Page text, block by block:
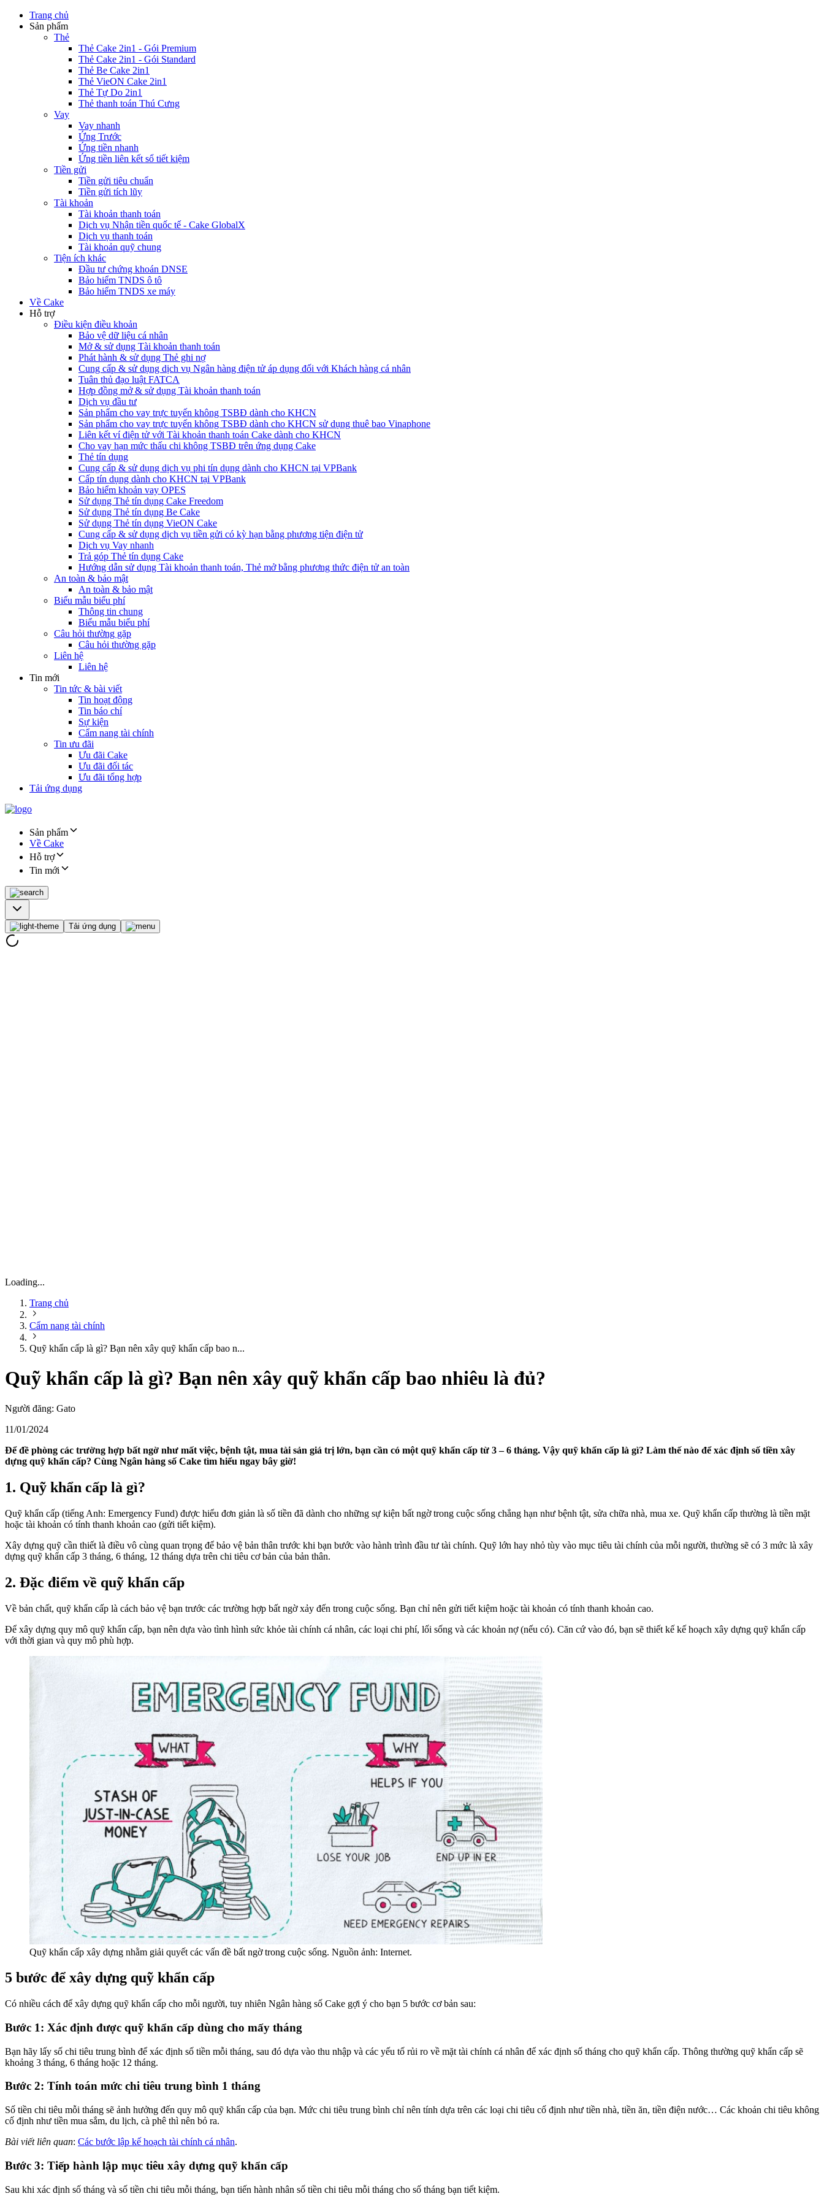
Trang chủ
Sản phẩm
Thẻ
Thẻ Cake 2in1 - Gói Premium
Thẻ Cake 2in1 - Gói Standard
Thẻ Be Cake 2in1
Thẻ VieON Cake 2in1
Thẻ Tự Do 2in1
Thẻ thanh toán Thú Cưng
Vay
Vay nhanh
Ứng Trước
Ứng tiền nhanh
Ứng tiền liên kết sổ tiết kiệm
Tiền gửi
Tiền gửi tiêu chuẩn
Tiền gửi tích lũy
Tài khoản
Tài khoản thanh toán
Dịch vụ Nhận tiền quốc tế - Cake GlobalX
Dịch vụ thanh toán
Tài khoản quỹ chung
Tiện ích khác
Đầu tư chứng khoán DNSE
Bảo hiểm TNDS ô tô
Bảo hiểm TNDS xe máy
Về Cake
Hỗ trợ
Điều kiện điều khoản
Bảo vệ dữ liệu cá nhân
Mở & sử dụng Tài khoản thanh toán
Phát hành & sử dụng Thẻ ghi nợ
Cung cấp & sử dụng dịch vụ Ngân hàng điện tử áp dụng đối với Khách hàng cá nhân
Tuân thủ đạo luật FATCA
Hợp đồng mở & sử dụng Tài khoản thanh toán
Dịch vụ đầu tư
Sản phẩm cho vay trực tuyến không TSBĐ dành cho KHCN
Sản phẩm cho vay trực tuyến không TSBĐ dành cho KHCN sử dụng thuê bao Vinaphone
Liên kết ví điện tử với Tài khoản thanh toán Cake dành cho KHCN
Cho vay hạn mức thấu chi không TSBĐ trên ứng dụng Cake
Thẻ tín dụng
Cung cấp & sử dụng dịch vụ phi tín dụng dành cho KHCN tại VPBank
Cấp tín dụng dành cho KHCN tại VPBank
Bảo hiểm khoản vay OPES
Sử dụng Thẻ tín dụng Cake Freedom
Sử dụng Thẻ tín dụng Be Cake
Sử dụng Thẻ tín dụng VieON Cake
Cung cấp & sử dụng dịch vụ tiền gửi có kỳ hạn bằng phương tiện điện tử
Dịch vụ Vay nhanh
Trả góp Thẻ tín dụng Cake
Hướng dẫn sử dụng Tài khoản thanh toán, Thẻ mở bằng phương thức điện tử an toàn
An toàn & bảo mật
An toàn & bảo mật
Biểu mẫu biểu phí
Thông tin chung
Biểu mẫu biểu phí
Câu hỏi thường gặp
Câu hỏi thường gặp
Liên hệ
Liên hệ
Tin mới
Tin tức & bài viết
Tin hoạt động
Tin báo chí
Sự kiện
Cẩm nang tài chính
Tin ưu đãi
Ưu đãi Cake
Ưu đãi đối tác
Ưu đãi tổng hợp
Tải ứng dụng
Sản phẩm
Về Cake
Hỗ trợ
Tin mới
Tải ứng dụng
Loading...
Trang chủ
Cẩm nang tài chính
Quỹ khẩn cấp là gì? Bạn nên xây quỹ khẩn cấp bao n...
Quỹ khẩn cấp là gì? Bạn nên xây quỹ khẩn cấp bao nhiêu là đủ?
Người đăng: Gato
11/01/2024
Để đề phòng các trường hợp bất ngờ như mất việc, bệnh tật, mua tài sản giá trị lớn, bạn cần có một quỹ khẩn cấp từ 3 – 6 tháng. Vậy quỹ khẩn cấp là gì? Làm thế nào để xác định số tiền xây
dựng quỹ khẩn cấp? Cùng Ngân hàng số Cake tìm hiểu ngay bây giờ!
1. Quỹ khẩn cấp là gì?
Quỹ khẩn cấp (tiếng Anh: Emergency Fund) được hiểu đơn giản là số tiền đã dành cho những sự kiện bất ngờ trong cuộc sống chẳng hạn như bệnh tật, sửa chữa nhà, mua xe. Quỹ khẩn cấp thường là tiền mặt
hoặc tài khoản có tính thanh khoản cao (gửi tiết kiệm).
Xây dựng quỹ cần thiết là điều vô cùng quan trọng để bảo vệ bản thân trước khi bạn bước vào hành trình đầu tư tài chính. Quỹ lớn hay nhỏ tùy vào mục tiêu tài chính của mỗi người, thường sẽ có 3 mức là xây
dựng quỹ khẩn cấp 3 tháng, 6 tháng, 12 tháng dựa trên chi tiêu cơ bản của bản thân.
2. Đặc điểm về quỹ khẩn cấp
Về bản chất, quỹ khẩn cấp là cách bảo vệ bạn trước các trường hợp bất ngờ xảy đến trong cuộc sống. Bạn chỉ nên gửi tiết kiệm hoặc tài khoản có tính thanh khoản cao.
Để xây dựng quy mô quỹ khẩn cấp, bạn nên dựa vào tình hình sức khỏe tài chính cá nhân, các loại chi phí, lối sống và các khoản nợ (nếu có). Căn cứ vào đó, bạn sẽ thiết kế kế hoạch xây dựng quỹ khẩn cấp
với thời gian và quy mô phù hợp.
Quỹ khẩn cấp xây dựng nhằm giải quyết các vấn đề bất ngờ trong cuộc sống. Nguồn ảnh: Internet.
5 bước để xây dựng quỹ khẩn cấp
Có nhiều cách để xây dựng quỹ khẩn cấp cho mỗi người, tuy nhiên Ngân hàng số Cake gợi ý cho bạn 5 bước cơ bản sau:
Bước 1: Xác định được quỹ khẩn cấp dùng cho mấy tháng
Bạn hãy lấy số chi tiêu trung bình để xác định số tiền mỗi tháng, sau đó dựa vào thu nhập và các yếu tố rủi ro về mặt tài chính cá nhân để xác định số tháng cho quỹ khẩn cấp. Thông thường quỹ khẩn cấp sẽ
khoảng 3 tháng, 6 tháng hoặc 12 tháng.
Bước 2: Tính toán mức chi tiêu trung bình 1 tháng
Số tiền chi tiêu mỗi tháng sẽ ảnh hưởng đến quy mô quỹ khẩn cấp của bạn. Mức chi tiêu trung bình chỉ nên tính dựa trên các loại chi tiêu cố định như tiền nhà, tiền ăn, tiền điện nước… Các khoản chi tiêu không
cố định như tiền mua sắm, du lịch, cà phê thì nên bỏ ra.
Bài viết liên quan: Các bước lập kế hoạch tài chính cá nhân.
Bước 3: Tiếp hành lập mục tiêu xây dựng quỹ khẩn cấp
Sau khi xác định số tháng và số tiền chi tiêu mỗi tháng, bạn tiến hành nhân số tiền chi tiêu mỗi tháng cho số tháng bạn tiết kiệm.